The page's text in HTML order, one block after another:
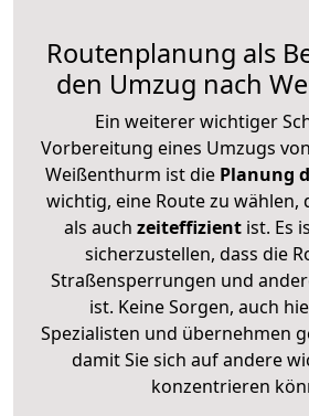
Routenplanung als
den Umzug nach
Ein weiterer wichtiger
Vorbereitung eines Umzugs
Weißenthurm ist die Planung
wichtig, eine Route zu wählen,
als auch zeiteffizientist. Es
sicherzustellen, dass die
Straßensperrungen und
ist. Keine Sorgen, auch
Spezialisten und übernehmen
damit Sie sich auf andere
konzentrieren